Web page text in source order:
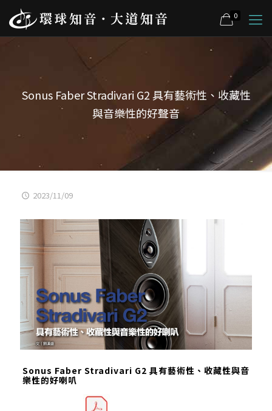
0
Sonus Faber Stradivari G2 具有藝術性、收藏性
與音樂性的好聲音
2023/11/09
Sonus Faber Stradivari G2 具有藝術性、收藏性與音
樂性的好喇叭